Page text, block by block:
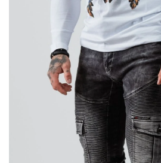
hvězdiček.